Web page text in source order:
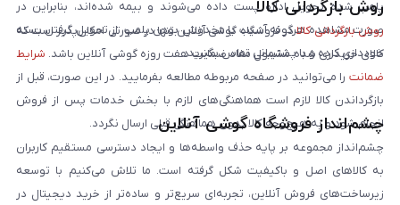
پلمپ شده تحویل اداره پست داده می‌شوند و بیمه شده‌اند، بنابراین در
صورت مشاهده هرگونه آسیب یا مخدوش بودن پلمپ، از تحویل گرفتن بسته
خودداری کرده و با پشتیبانی تماس بگیرید.
روش بازگردانی کالا
روش بازگردانی کالادر فروشگاه گوشی آنلاین تنها در صورتی امکان‌پذیر است که
کالای خریداری شده مشمول مفاد ضمانت هفت روزه گوشی آنلاین باشد. شرایط
ضمانت را می‌توانید در صفحه مربوطه مطالعه بفرمایید. در این صورت، قبل از
بازگرداندن کالا لازم است هماهنگی‌های لازم با بخش خدمات پس از فروش
انجام شود و به هیچ‌وجه کالا بدون هماهنگی قبلی ارسال نگردد.
چشم‌انداز فروشگاه گوشی آنلاین
چشم‌انداز مجموعه بر پایه حذف واسطه‌ها و ایجاد دسترسی مستقیم کاربران
به کالاهای اصل و باکیفیت شکل گرفته است. ما تلاش می‌کنیم با توسعه
زیرساخت‌های فروش آنلاین، تجربه‌ای سریع‌تر و ساده‌تر از خرید دیجیتال در